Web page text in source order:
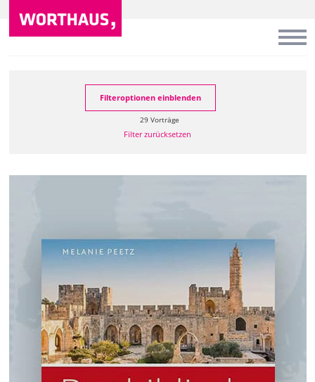
Filteroptionen einblenden
29 Vorträge
Filter zurücksetzen